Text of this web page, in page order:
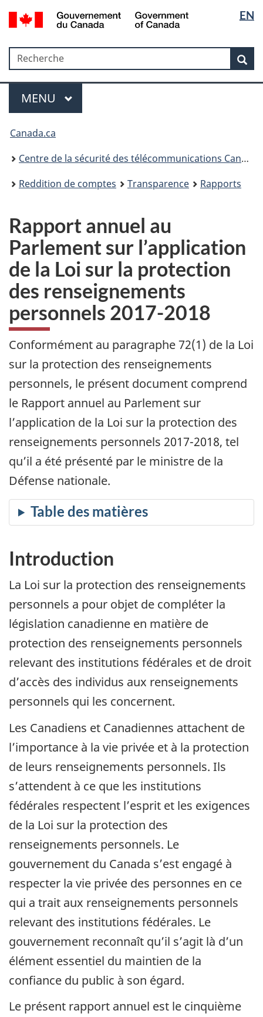
Passer
au
Passer
à
sujet
du
Passer
à
HTML
simplifiée
la
langue
EN
Government
Gouvernement
du
Recherche
Recherche
Menu
MAIN
MENU
Canada.ca
Centre de la sécurité des télécommunications Canada
Reddition de comptes
Transparence Rapports
Rapport annuel au
Parlement sur l’application
de la Loi sur la protection
des renseignements
personnels 2017-2018
Conformément au paragraphe 72(1) de la Loi
sur la protection des renseignements
personnels, le présent document comprend
le Rapport annuel au Parlement sur
l’application de la Loi sur la protection des
renseignements personnels 2017-2018, tel
qu’il a été présenté par le ministre de la
Défense nationale.
Introduction
La Loi sur la protection des renseignements
personnels a pour objet de compléter la
législation canadienne en matière de
protection des renseignements personnels
relevant des institutions fédérales et de droit
d’accès des individus aux renseignements
personnels qui les concernent.
Les Canadiens et Canadiennes attachent de
l’importance à la vie privée et à la protection
de leurs renseignements personnels. Ils
s’attendent à ce que les institutions
fédérales respectent l’esprit et les exigences
de la Loi sur la protection des
renseignements personnels. Le
gouvernement du Canada s’est engagé à
respecter la vie privée des personnes en ce
qui a trait aux renseignements personnels
relevant des institutions fédérales. Le
gouvernement reconnaît qu’il s’agit là d’un
élément essentiel du maintien de la
confiance du public à son égard.
Le présent rapport annuel est le cinquième